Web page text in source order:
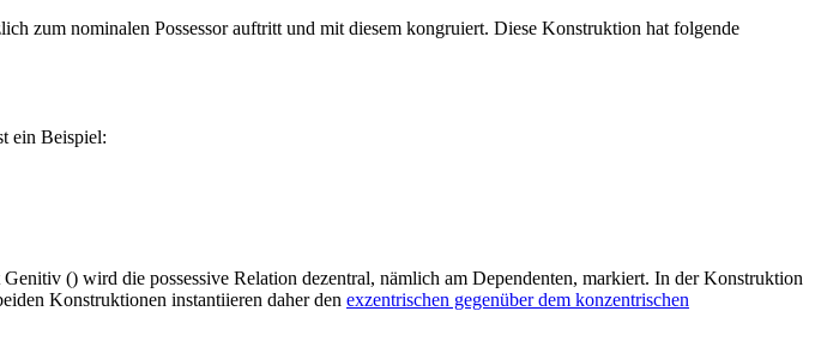
zum nominalen Possessor auftritt und mit diesem kongruiert. Diese Konstruktion hat folgende
ein Beispiel:
Genitiv () wird die possessive Relation dezentral, nämlich am Dependenten, markiert. In der Konstruktion
Konstruktionen instantiieren daher den exzentrischen gegenüber dem konzentrischen